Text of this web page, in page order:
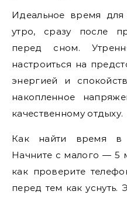
Идеальное время
утро, сразу после
перед сном.
настроиться на
энергией и
накопленное
качественному отдыху.
Как найти время в
Начните с малого — 5
как проверите
перед тем как уснуть.